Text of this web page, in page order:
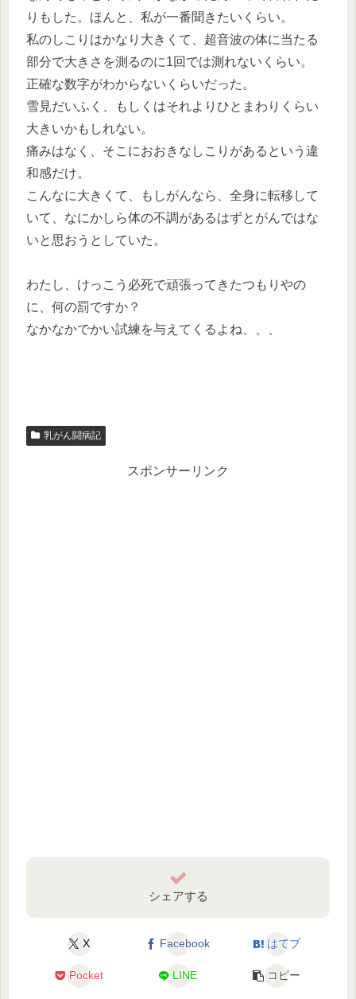
りもした。ほんと、私が一番聞きたいくらい。
私のしこりはかなり大きくて、超音波の体に当たる
部分で大きさを測るのに1回では測れないくらい。
正確な数字がわからないくらいだった。
雪見だいふく、もしくはそれよりひとまわりくらい
大きいかもしれない。
痛みはなく、そこにおおきなしこりがあるという違
和感だけ。
こんなに大きくて、もしがんなら、全身に転移して
いて、なにかしら体の不調があるはずとがんではな
いと思おうとしていた。
わたし、けっこう必死で頑張ってきたつもりやの
に、何の罰ですか？
なかなかでかい試練を与えてくるよね、、、
乳がん闘病記
スポンサーリンク
シェアする
X Facebook はてブ
Pocket LINE コピー